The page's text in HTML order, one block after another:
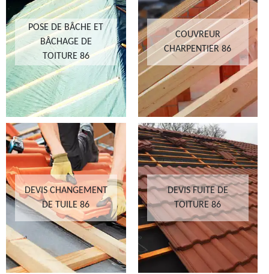
POSE DE BÂCHE ET
BÂCHAGE DE
TOITURE 86
COUVREUR
CHARPENTIER 86
DEVIS CHANGEMENT
DE TUILE 86
DEVIS FUITE DE
TOITURE 86